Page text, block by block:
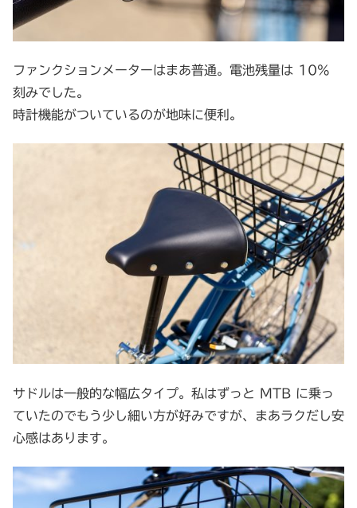
ファンクションメーターはまあ普通。電池残量は 10%
刻みでした。
時計機能がついているのが地味に便利。
サドルは一般的な幅広タイプ。私はずっと MTB に乗っ
ていたのでもう少し細い方が好みですが、まあラクだし安
心感はあります。